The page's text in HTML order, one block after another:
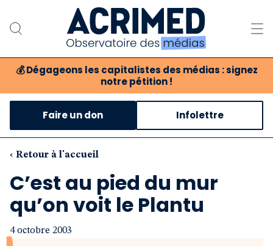
💰 Dégageons les capitalistes des médias : signez
notre pétition !
Notre association
Notre critique des médias
Nos propositions
Notre revue
Boutique
Faire un don Infolettre
‹ Retour à l'accueil
C’est au pied du mur
qu’on voit le Plantu
4 octobre 2003